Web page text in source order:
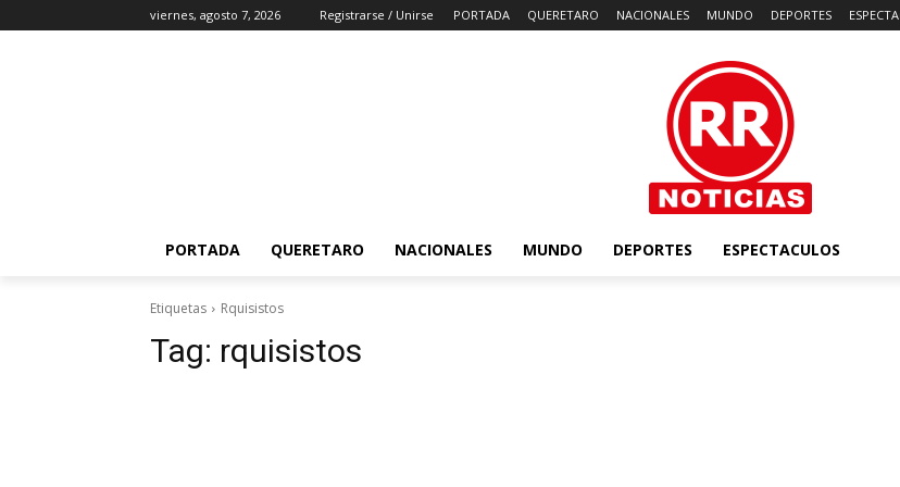
viernes, agosto 7, 2026 Registrarse / Unirse PORTADA QUERETARO NACIONALES MUNDO DEPORTES
PORTADA QUERETARO NACIONALES MUNDO DEPORTES ESPECTACULOS
Etiquetas Rquisistos
Tag: rquisistos